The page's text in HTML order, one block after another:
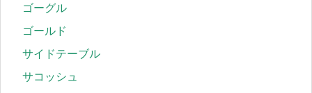
ゴーグル
ゴールド
サイドテーブル
サコッシュ